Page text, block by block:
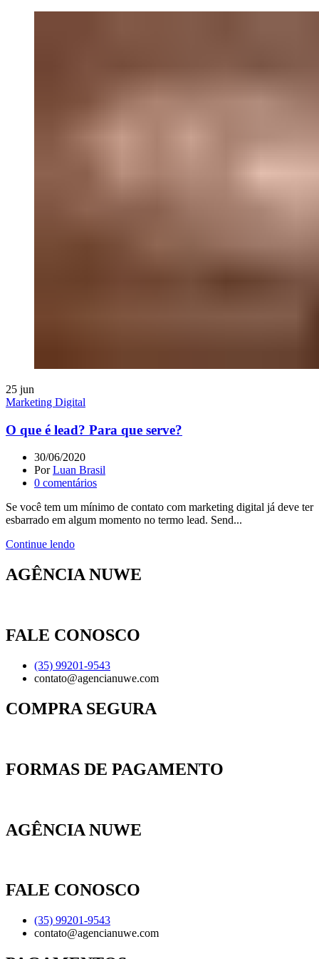
25 jun
Marketing Digital
O que é lead? Para que serve?
30/06/2020
PorLuan Brasil
0 comentários
Se você tem um mínimo de contato com marketing digital já deve ter
esbarrado em algum momento no termo lead. Send...
Continue lendo
AGÊNCIA NUWE
FALE CONOSCO
(35) 99201-9543
contato@agencianuwe.com
COMPRA SEGURA
FORMAS DE PAGAMENTO
AGÊNCIA NUWE
FALE CONOSCO
(35) 99201-9543
contato@agencianuwe.com